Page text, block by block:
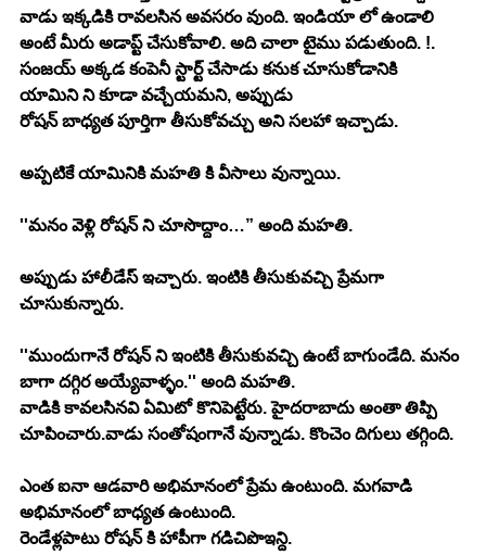
వాడు ఇక్కడికి రావలసిన అవసరం వుంది. ఇండియా లో ఉండాలి
అంటే మీరు అడాప్ట్ చేసుకోవాలి. అది చాలా టైము పడుతుంది. !.
సంజయ్ అక్కడ కంపెనీ స్టార్ట్ చేసాడు కనుక చూసుకోడానికి
యామిని ని కూడా వచ్చేయమని, అప్పుడు
రోషన్ బాధ్యత పూర్తిగా తీసుకోవచ్చు అని సలహా ఇచ్చాడు.
అప్పటికే యామినికి మహతి కి వీసాలు వున్నాయి.
''మనం వెళ్లి రోషన్ ని చూసొద్దాం…” అంది మహతి.
అప్పుడు హాలీడేస్ ఇచ్చారు. ఇంటికి తీసుకువచ్చి ప్రేమగా
చూసుకున్నారు.
''ముందుగానే రోషన్ ని ఇంటికి తీసుకువచ్చి ఉంటే బాగుండేది. మనం
బాగా దగ్గిర అయ్యేవాళ్ళం.'' అంది మహతి.
వాడికి కావలసినవి ఏమిటో కొనిపెట్టేరు. హైదరాబాదు అంతా తిప్పి
చూపించారు.వాడు సంతోషంగానే వున్నాడు. కొంచెం దిగులు తగ్గింది.
ఎంత ఐనా ఆడవారి అభిమానంలో ప్రేమ ఉంటుంది. మగవాడి
అభిమానంలో బాధ్యత ఉంటుంది.
రెండేళ్లపాటు రోషన్ కి హాపీగా గడిచిపొఇన్ది.